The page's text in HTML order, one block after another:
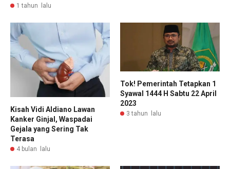
1 tahun lalu
Kisah Vidi Aldiano Lawan
Kanker Ginjal, Waspadai
Gejala yang Sering Tak
Terasa
4 bulan lalu
Tok! Pemerintah Tetapkan 1
Syawal 1444 H Sabtu 22 April
2023
3 tahun lalu